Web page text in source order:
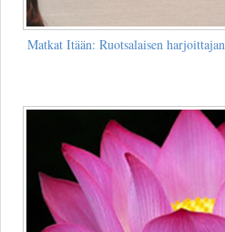
Matkat Itään: Ruotsalaisen